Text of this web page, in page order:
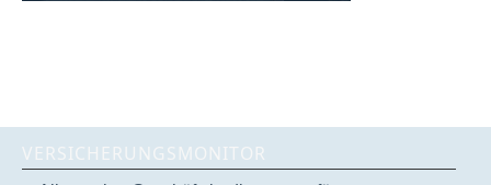
VERSICHERUNGSMONITOR